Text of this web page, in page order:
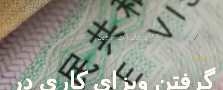
خانه / خدمات / گرفتن ویزای کاری در چین
خدمت
گرفتن ویزای کاری در